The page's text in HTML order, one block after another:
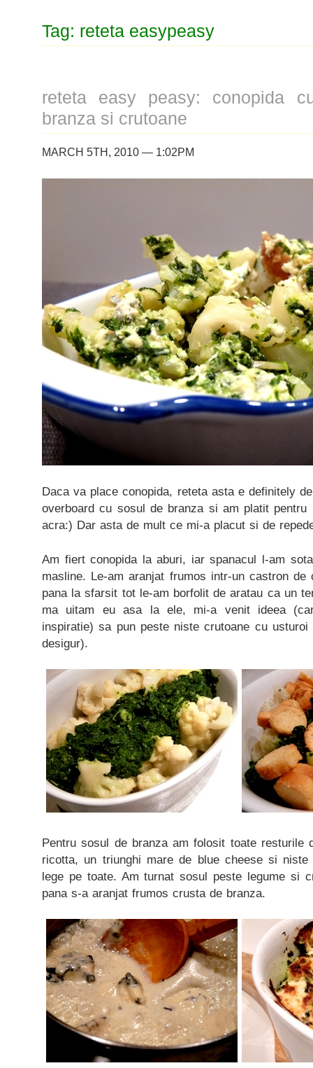
Tag: reteta easypeasy
reteta easy peasy: conopida
branza si crutoane
MARCH 5TH, 2010 — 1:02PM
Daca va place conopida, reteta asta e definitely
overboard cu sosul de branza si am platit pentru
acra:) Dar asta de mult ce mi-a placut si de
Am fiert conopida la aburi, iar spanacul l-am
masline. Le-am aranjat frumos intr-un castron
pana la sfarsit tot le-am borfolit de aratau ca un
ma uitam eu asa la ele, mi-a venit ideea
inspiratie) sa pun peste niste crutoane cu
desigur).
Pentru sosul de branza am folosit toate resturile
ricotta, un triunghi mare de blue cheese si
lege pe toate. Am turnat sosul peste legume si
pana s-a aranjat frumos crusta de branza.